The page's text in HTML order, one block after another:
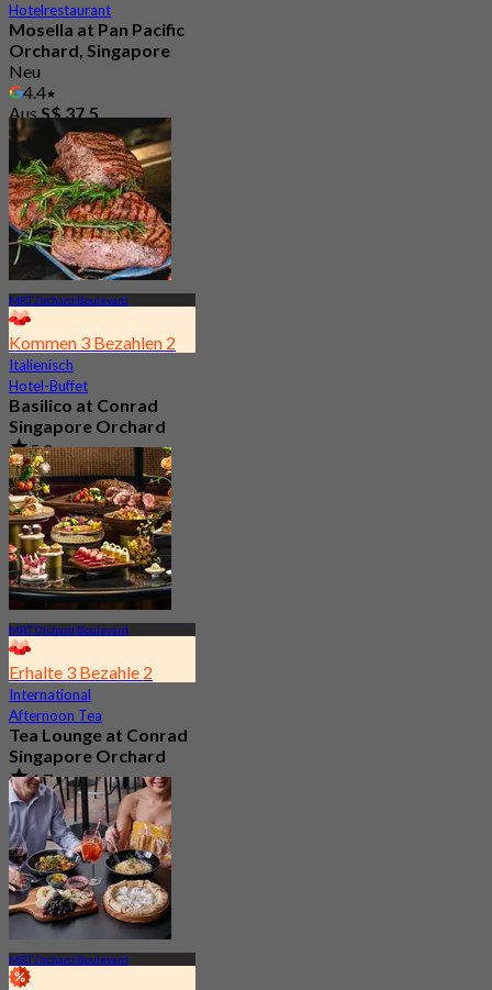
Hotelrestaurant
Mosella at Pan Pacific
Orchard, Singapore
Neu
4.4
AusS$ 37.5
MRT Orchard Boulevard
Kommen 3 Bezahlen 2
Italienisch
Hotel-Buffet
Basilico at Conrad
Singapore Orchard
5.0
1.4K Gebucht
AusS$ 54.35
MRT Orchard Boulevard
Erhalte 3 Bezahle 2
International
Afternoon Tea
Tea Lounge at Conrad
Singapore Orchard
4.7
631 Gebucht
Aus S$ 34.2
MRT Orchard Boulevard